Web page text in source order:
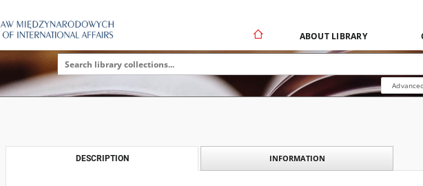
ABOUT LIBRARY
DESCRIPTION INFORMATION